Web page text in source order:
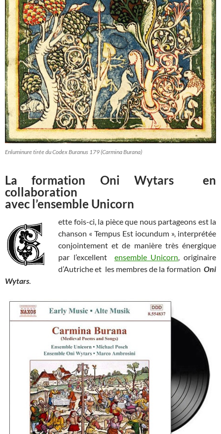
Enluminure tirée du Codex Buranus 179 (Carmina Burana)
La formation Oni Wytars en
collaboration
avec l’ensemble Unicorn
ette fois-ci, la pièce que nous partageons est la
chanson « Tempus Est iocundum », interprétée
conjointement et de manière très énergique
par l’excellent ensemble Unicorn, originaire
d’Autriche et les membres de la formation Oni
Wytars.